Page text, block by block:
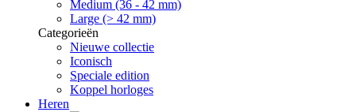
Medium (36 - 42 mm)
Large (> 42 mm)
Categorieën
Nieuwe collectie
Iconisch
Speciale edition
Koppel horloges
Heren